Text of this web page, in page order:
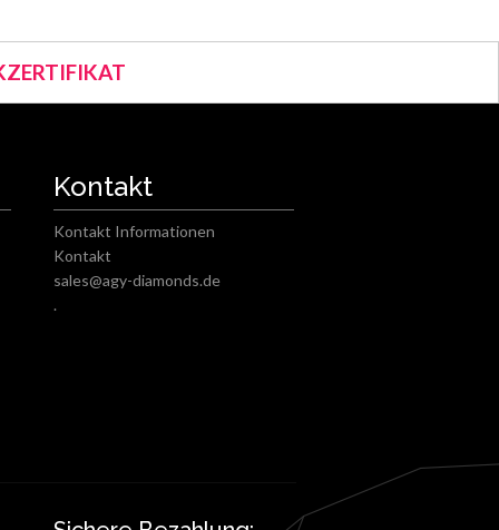
Kontakt
Kontakt Informationen
Kontakt
sales@agy-diamonds.de
.